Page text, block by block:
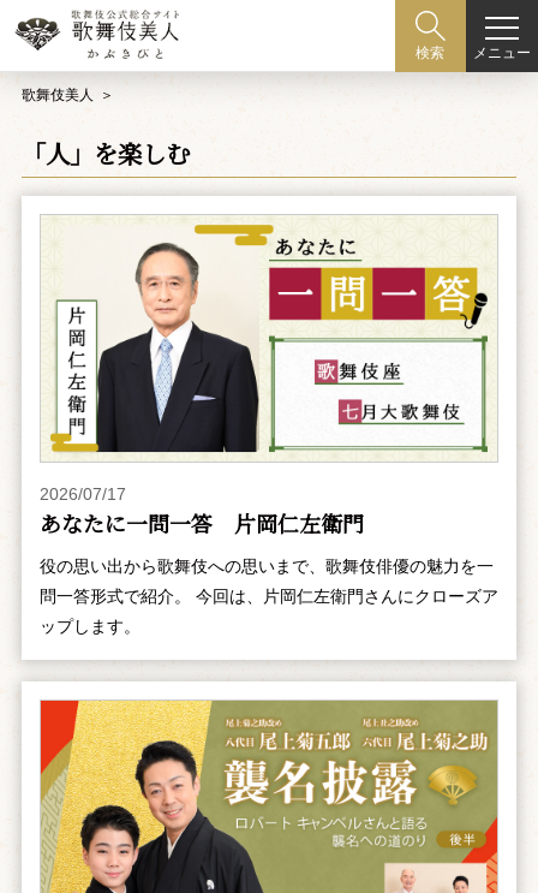
検索 メニュー
歌舞伎美人
「人」を楽しむ
2026/07/17
あなたに一問一答 片岡仁左衛門
役の思い出から歌舞伎への思いまで、歌舞伎俳優の魅力を一
問一答形式で紹介。 今回は、片岡仁左衛門さんにクローズア
ップします。